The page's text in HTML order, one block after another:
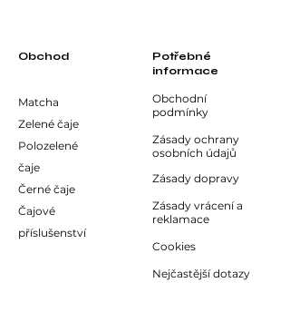
Obchod
Matcha
Zelené čaje
Polozelené
čaje
Černé čaje
Čajové
příslušenství
Potřebné
informace
Obchodní
podmínky
Zásady ochrany
osobních údajů
Zásady dopravy
Zásady vrácení a
reklamace
Cookies
Nejčastější dotazy